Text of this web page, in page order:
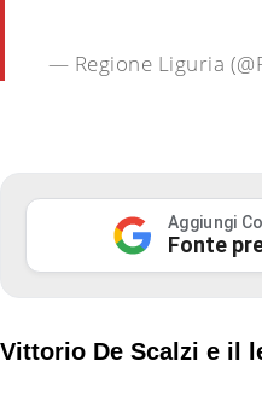
— Regione Liguria
Aggiungi
Fonte
Vittorio De Scalzi e il